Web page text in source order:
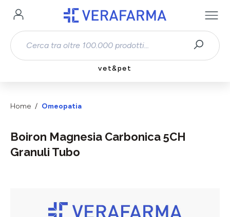
Passa al contenuto principale
vet&pet
Home Omeopatia
Boiron Magnesia Carbonica 5CH
Granuli Tubo